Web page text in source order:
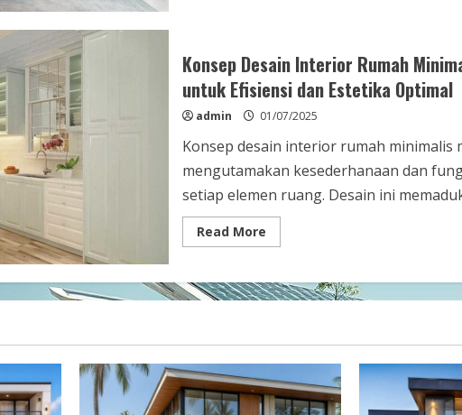
ruang
tamu
kecil
untuk
ruang
kenyamanan
Konsep Desain Interior Rumah
untuk Efisiensi dan Estetika Optimal
admin 01/07/2025
Konsep desain interior rumah minimalis
mengutamakan kesederhanaan dan
setiap elemen ruang. Desain ini
Read MoreRead
more
Desain
Interior
Rumah
untuk
dan
Estetika
Optimal